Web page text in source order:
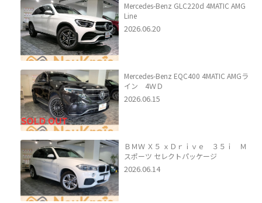
Mercedes-Benz GLC220d 4MATIC AMG
Line
2026.06.20
Mercedes-Benz EQC400 4MATIC AMGラ
イン 4ＷＤ
2026.06.15
ＢＭＷ Ｘ５ ｘＤｒｉｖｅ ３５ｉ Ｍ
スポーツ セレクトパッケージ
2026.06.14